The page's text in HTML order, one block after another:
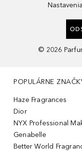
© 2026
POPULÁRNE
Haze Fragrances
Dior
NYX Professional
Genabelle
Better World